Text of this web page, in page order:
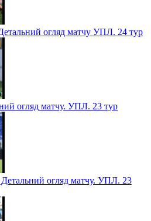
огляд матчу УПЛ. 24 тур
огляд матчу. УПЛ. 23 тур
огляд матчу. УПЛ. 23